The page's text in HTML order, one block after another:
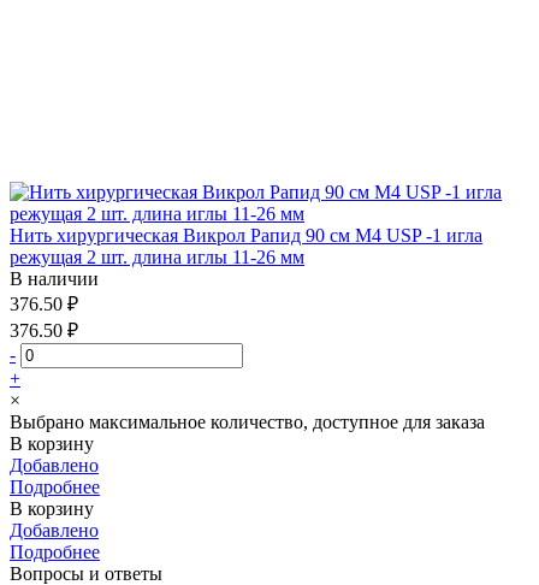
Нить хирургическая Викрол Рапид 90 см М4 USP -1 игла
режущая 2 шт. длина иглы 11-26 мм
В наличии
376.50 ₽
376.50 ₽
-
+
×
Выбрано максимальное количество, доступное для заказа
В корзину
Добавлено
Подробнее
В корзину
Добавлено
Подробнее
Вопросы и ответы